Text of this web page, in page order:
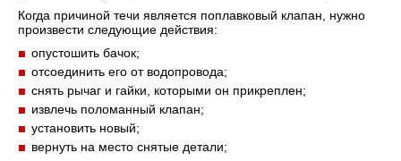
Когда причиной течи является поплавковый клапан, нужно
произвести следующие действия:
опустошить бачок;
отсоединить его от водопровода;
снять рычаг и гайки, которыми он прикреплен;
извлечь поломанный клапан;
установить новый;
вернуть на место снятые детали;